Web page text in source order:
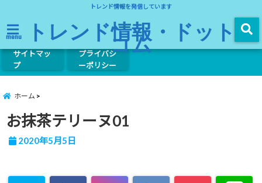
トレンド情報を発信しています
menu トレンド情報・ドット
コム
サイトマッ
プ
プライバシ
ーポリシー
ホーム
お抹茶テリーヌ01
2020年5月5日